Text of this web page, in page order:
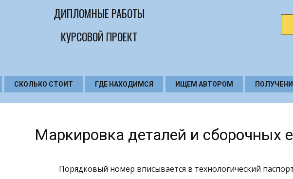
ДИПЛОМНЫЕ РАБОТЫ
КУРСОВОЙ ПРОЕКТ
СКОЛЬКО СТОИТ ГДЕ НАХОДИМСЯ ИЩЕМ АВТОРОМ
Маркировка деталей и сборочных
Порядковый номер вписывается в технологический